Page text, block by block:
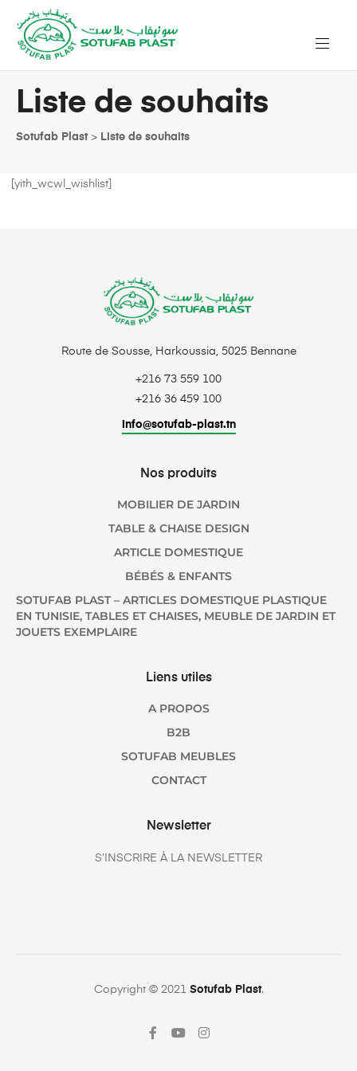
Sotufab Plast> Liste de souhaits
Liste de souhaits
[yith_wcwl_wishlist]
Route de Sousse, Harkoussia, 5025 Bennane
+216 73 559 100
+216 36 459 100
info@sotufab-plast.tn
Nos produits
MOBILIER DE JARDIN
TABLE & CHAISE DESIGN
ARTICLE DOMESTIQUE
BÉBÉS & ENFANTS
SOTUFAB PLAST – ARTICLES DOMESTIQUE PLASTIQUE
EN TUNISIE, TABLES ET CHAISES, MEUBLE DE JARDIN ET
JOUETS EXEMPLAIRE
Liens utiles
A PROPOS
B2B
SOTUFAB MEUBLES
CONTACT
Newsletter
S’INSCRIRE À LA NEWSLETTER
Copyright © 2021 Sotufab Plast.